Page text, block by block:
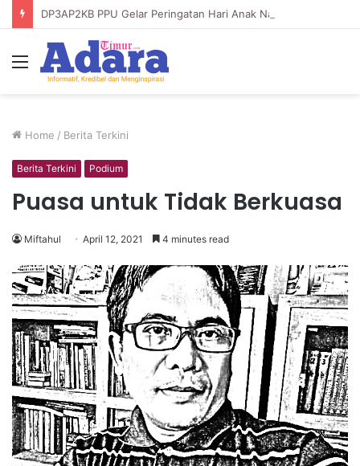
Menu
Home / Berita Terkini
Berita Terkini Podium
Puasa untuk Tidak Berkuasa
Miftahul April 12, 2021 4 minutes read